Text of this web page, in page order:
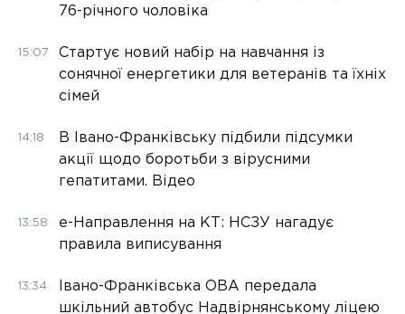
76-річного чоловіка
15:07
Стартує новий набір на навчання із
сонячної енергетики для ветеранів та їхніх
сімей
14:18
В Івано-Франківську підбили підсумки
акції щодо боротьби з вірусними
гепатитами. Відео
13:58
е-Направлення на КТ: НСЗУ нагадує
правила виписування
13:34
Івано-Франківська ОВА передала
шкільний автобус Надвірнянському ліцею